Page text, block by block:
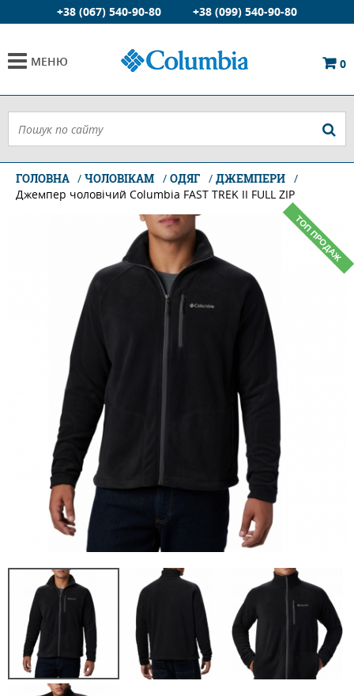
+38 (067) 540-90-80 +38 (099) 540-90-80
МЕНЮ 0
ГОЛОВНА ЧОЛОВІКАМ ОДЯГ
ДЖЕМПЕРИ
Джемпер чоловічий Columbia FAST TREK II FULL ZIP
ТОП ПРОДАЖ